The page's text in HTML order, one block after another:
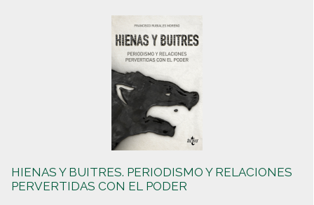
HIENAS Y BUITRES. PERIODISMO Y RELACIONES
PERVERTIDAS CON EL PODER